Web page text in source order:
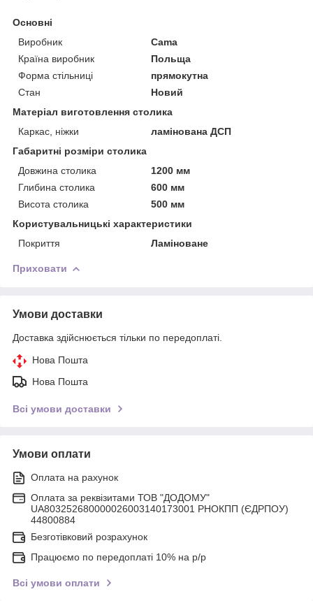
Основні
Виробник
Cama
Країна виробник
Польща
Форма стільниці
прямокутна
Стан
Новий
Матеріал виготовлення столика
Каркас, ніжки
ламінована ДСП
Габаритні розміри столика
Довжина столика
1200 мм
Глибина столика
600 мм
Висота столика
500 мм
Користувальницькі характеристики
Покриття
Ламіноване
Приховати
Умови доставки
Доставка здійснюється тільки по передоплаті.
Нова Пошта
Нова Пошта
Всі умови доставки
Умови оплати
Оплата на рахунок
Оплата за реквізитами ТОВ "ДОДОМУ"
UA803252680000026003140173001 РНОКПП (ЄДРПОУ)
44800884
Безготівковий розрахунок
Працюємо по передоплаті 10% на р/р
Всі умови оплати